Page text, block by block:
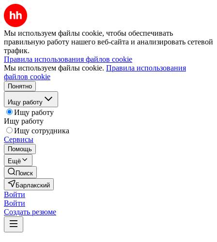
Мы используем файлы cookie, чтобы обеспечивать
правильную работу нашего веб-сайта и анализировать сетевой
трафик.
Правила использования файлов cookie
Мы используем файлы cookie. Правила использования
файлов cookie
Понятно
Ищу работу
Ищу работу
Ищу работу
Ищу сотрудника
Сервисы
Помощь
Ещё
Поиск
Барлакский
Войти
Войти
Создать резюме